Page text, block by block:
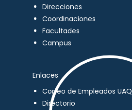
Direcciones
Coordinaciones
Facultades
Campus
Enlaces
Correo de Empleados UAQ
Directorio